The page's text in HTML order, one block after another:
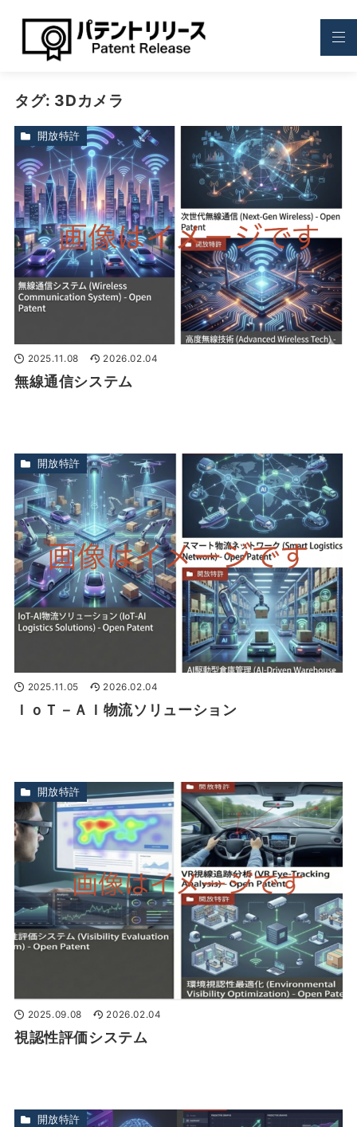
タグ: 3Dカメラ
2025.11.08 2026.02.04
無線通信システム
開放特許
2025.11.05 2026.02.04
ＩｏＴ－ＡＩ物流ソリューション
開放特許
2025.09.08 2026.02.04
視認性評価システム
開放特許
開放特許